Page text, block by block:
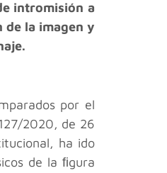
intromisión a
de la imagen y
por el
2020, de 26
ha ido
de la ﬁgura